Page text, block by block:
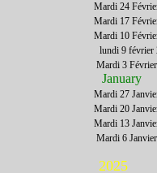
District Media
2622 NW 97th avenue
Miami, FL 33172
Telephone : 786 368 6104
info@district-
http://
District Media est la
commercialise les
Mardi 24
Mardi 17
Mardi 10
lundi 9 février
Mardi 3
January
Mardi 27
Mardi 20
Mardi 13
Mardi 6
2025